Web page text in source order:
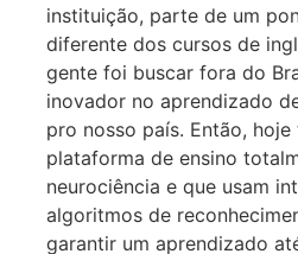
instituição, parte de um
diferente dos cursos de
gente foi buscar fora do
inovador no aprendizado
pro nosso país. Então, hoje
plataforma de ensino
neurociência e que usam
algoritmos de
garantir um aprendizado